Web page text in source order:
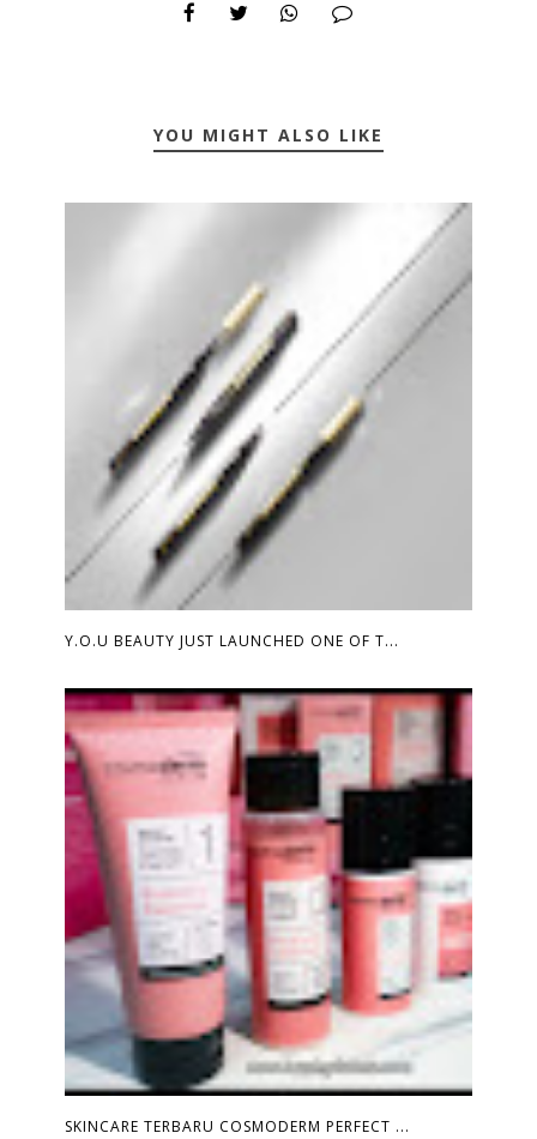
YOU MIGHT ALSO LIKE
Y.O.U BEAUTY JUST LAUNCHED ONE OF T...
SKINCARE TERBARU COSMODERM PERFECT ...